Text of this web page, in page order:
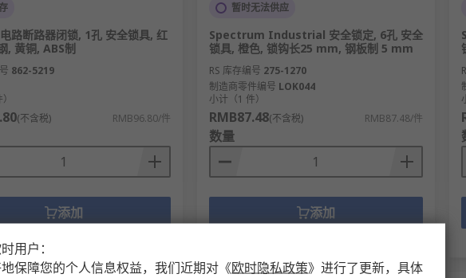
路断路器闭锁, 1孔 安全锁具, 红
, 黄铜, ABS制
862-5219
(不含税) RMB96.80/件
添加
暂时无法供应
Spectrum Industrial 安全锁定, 6孔 安全
锁具, 橙色, 锁钩长25 mm, 钢板制 5 mm
RS 库存编号 275-1270
制造商零件编号 LOK044
小计（1 件）
RMB87.48(不含税) RMB87.48/件
数量
添加
用户：
保障您的个人信息权益，我们近期对 《欧时隐私政策》 进行了更新，具体